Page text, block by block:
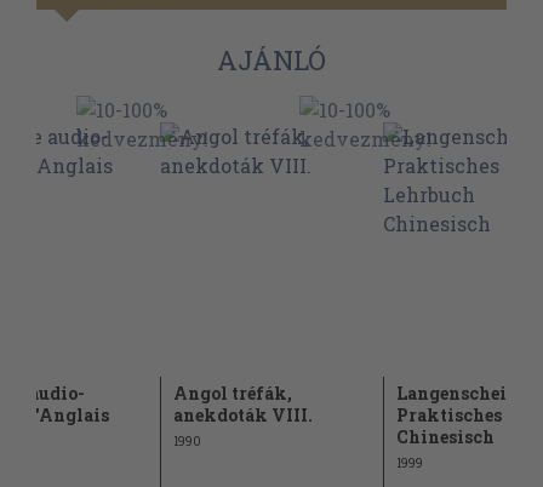
AJÁNLÓ
audio-
d'Anglais
Angol tréfák,
anekdoták VIII.
1990
Langenscheidts
Praktisches
Chinesisch
1999